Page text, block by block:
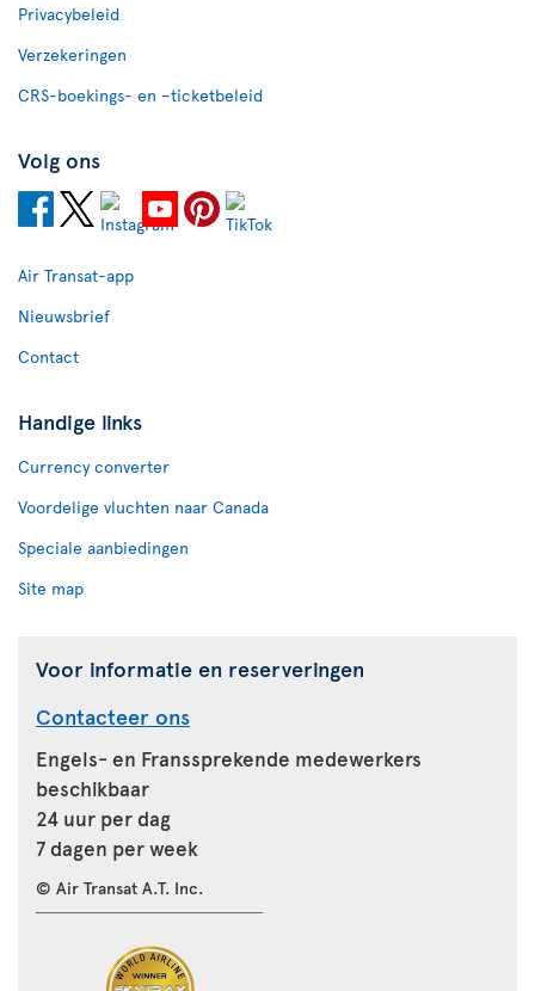
Privacybeleid
Verzekeringen
CRS-boekings- en –ticketbeleid
Volg ons
Air Transat-app
Nieuwsbrief
Contact
Handige links
Currency converter
Voordelige vluchten naar Canada
Speciale aanbiedingen
Site map
Voor informatie en reserveringen
Contacteer ons
Engels- en Franssprekende medewerkers
beschikbaar
24 uur per dag
7 dagen per week
© Air Transat A.T. Inc.